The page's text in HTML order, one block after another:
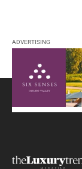
ADVERTISING